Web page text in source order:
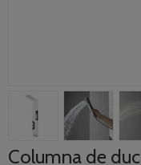
Columna de